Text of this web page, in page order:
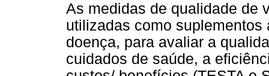
As medidas de qualidade de
utilizadas como
doença, para avaliar a
cuidados de saúde, a